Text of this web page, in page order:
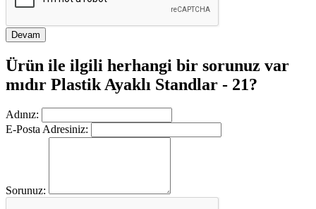
Devam
Ürün ile ilgili herhangi bir sorunuz var
mıdır Plastik Ayaklı Standlar - 21?
Adınız:
E-Posta Adresiniz:
Sorunuz: